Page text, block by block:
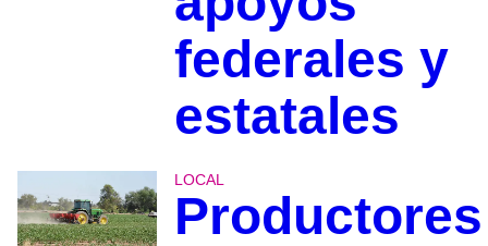
federales y
estatales
LOCAL
Productores